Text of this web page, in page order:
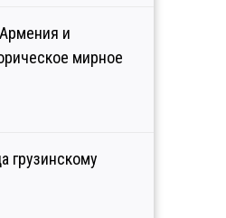
и
мирное
грузинскому